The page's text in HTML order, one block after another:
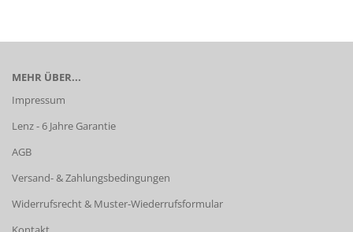
MEHR ÜBER...
Impressum
Lenz - 6 Jahre Garantie
AGB
Versand- & Zahlungsbedingungen
Widerrufsrecht & Muster-Wiederrufsformular